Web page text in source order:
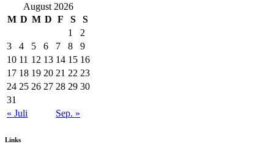
August 2026
M D M D F S
S
1
2
3
4 5 6 7 8
9
10 11 12 13 14 15 16
17 18 19 20 21 22 23
24 25 26 27 28 29 30
31
« Juli
Sep. »
Links